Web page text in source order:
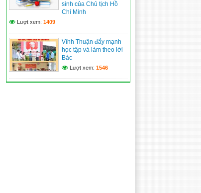
sinh của Chủ tịch Hồ
Chí Minh
Lượt xem: 1409
Vĩnh Thuận đẩy mạnh
học tập và làm theo lời
Bác
Lượt xem: 1546